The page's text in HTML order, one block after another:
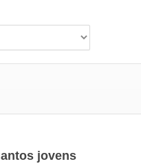
jovens